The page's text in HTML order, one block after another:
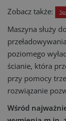
Zobacz także:
Maszyna służy
poziomego
ścianie, która
przy pomocy
rozwiązanie
Wśród